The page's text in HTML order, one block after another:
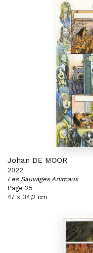
Johan DE MOOR
2022
Les Sauvages Animaux
Page 25
47 x 34,2 cm